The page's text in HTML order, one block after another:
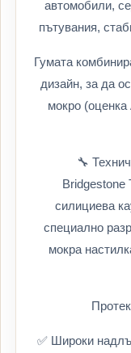
автомобили,
пътувания,
Гумата
дизайн, за да
мокро
🔧
Bridgestone
силициева
специално
мокра
✅ Широки